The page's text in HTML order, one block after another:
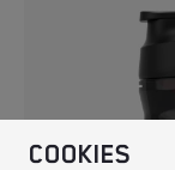
COOKIES